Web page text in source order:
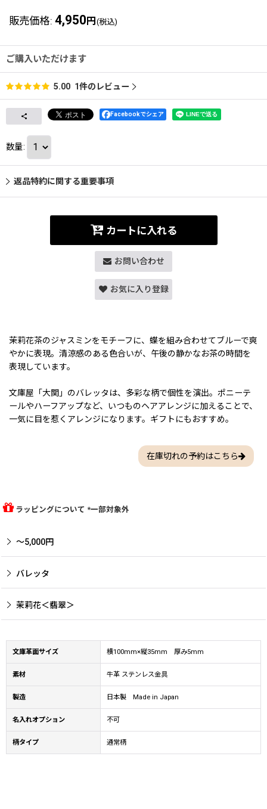
販売価格: 4,950 円 (税込)
ご購入いただけます
5.00 1件のレビュー
Facebookでシェア
数量:
返品特約に関する重要事項
カートに入れる
お問い合わせ
お気に入り登録
茉莉花茶のジャスミンをモチーフに、蝶を組み合わせてブルーで爽
やかに表現。清涼感のある色合いが、午後の静かなお茶の時間を
表現しています。
文庫屋「大関」のバレッタは、多彩な柄で個性を演出。ポニーテ
ールやハーフアップなど、いつものヘアアレンジに加えることで、
一気に目を惹くアレンジになります。ギフトにもおすすめ。
在庫切れの予約はこちら
ラッピングについて *一部対象外
〜5,000円
バレッタ
茉莉花＜翡翠＞
文庫革面サイズ 横100mm×縦35mm 厚み5mm
素材 牛革 ステンレス金具
製造 日本製 Made in Japan
名入れオプション 不可
柄タイプ 通常柄